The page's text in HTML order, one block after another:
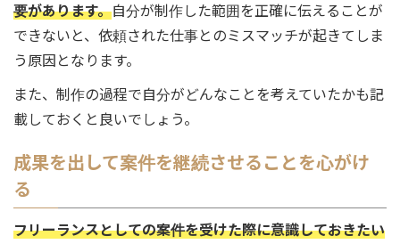
要があります。自分が制作した範囲を正確に伝えることが
できないと、依頼された仕事とのミスマッチが起きてしま
う原因となります。
また、制作の過程で自分がどんなことを考えていたかも記
載しておくと良いでしょう。
成果を出して案件を継続させることを心がけ
る
フリーランスとしての案件を受けた際に意識しておきたい